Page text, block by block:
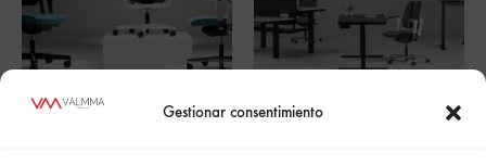
Gestionar consentimiento